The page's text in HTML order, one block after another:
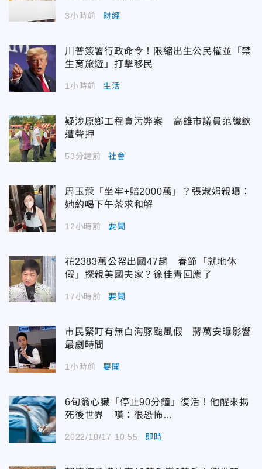
3小時前 財經
川普簽署行政命令！限縮出生公民權並「禁
生育旅遊」打擊移民
1小時前 生活
疑涉原鄉工程貪污弊案 高雄市議員范織欽
遭聲押
53分鐘前 社會
周玉蔻「坐牢+賠2000萬」？張淑娟親曝：
她約喝下午茶求和解
12小時前 要聞
花2383萬公帑出國47趟 春節「就地休
假」探親美國夫家？徐佳青回應了
17小時前 要聞
市民緊盯有無白海豚颱風假 蔣萬安曝影響
最劇時間
1小時前 要聞
6旬翁心臟「停止90分鐘」復活！他醒來揭
死後世界 嘆：很恐怖…
2022/10/17 10:55 即時